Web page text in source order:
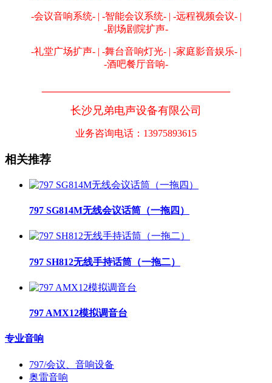
-会议音响系统- | -智能会议系统- | -远程视频会议- |
-剧场剧院扩声-
-礼堂广场扩声- | -舞台音响灯光- | -家庭影音娱乐- |
-酒吧餐厅音响-
长沙兄弟电声设备有限公司
业务咨询电话：13975893615
相关推荐
797 SG814M无线会议话筒（一拖四）
797 SH812无线手持话筒（一拖二）
797 AMX12模拟调音台
专业音响
797/会议、音响设备
奥雷音响